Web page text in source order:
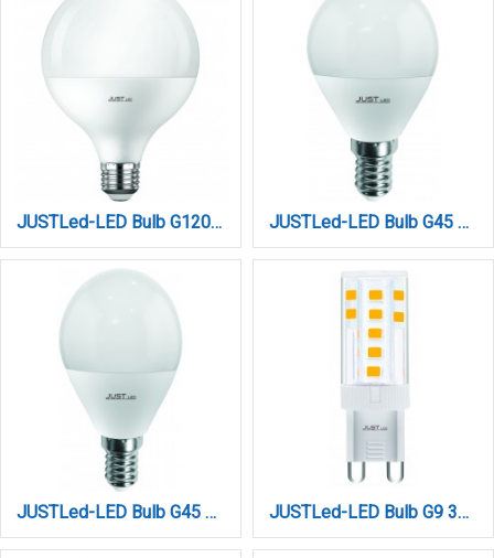
JUSTLed-LED Bulb G120 E27 20W 4000K Φυσικό (B271220012) JUSTLed-LED Bulb G45 E14 6W 4000K Φυσικό (B144506012)
JUSTLed-LED Bulb G45 E14 9W 4000K Φυσικό (B144509012) JUSTLed-LED Bulb G9 3W 460LM 4000K Φυσικό (B090003012)